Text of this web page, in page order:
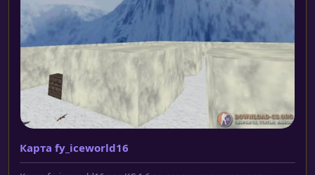
Карта fy_iceworld16